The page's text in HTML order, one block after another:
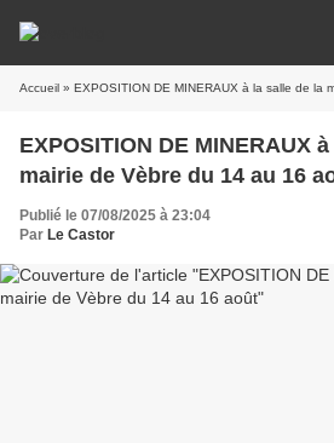
Accueil » EXPOSITION DE MINERAUX à la salle de la
EXPOSITION DE MINERAUX
mairie de Vèbre du 14 au 16
Publié le 07/08/2025 à 23:04
Par Le Castor